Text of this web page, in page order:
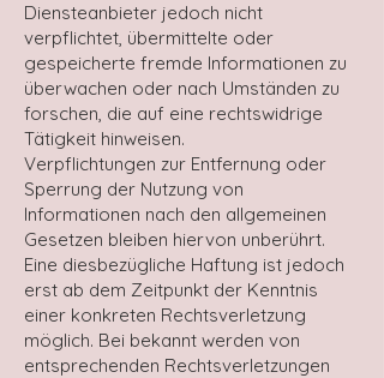
Diensteanbieter jedoch nicht
verpflichtet, übermittelte oder
gespeicherte fremde Informationen zu
überwachen oder nach Umständen zu
forschen, die auf eine rechtswidrige
Tätigkeit hinweisen.
Verpflichtungen zur Entfernung oder
Sperrung der Nutzung von
Informationen nach den allgemeinen
Gesetzen bleiben hiervon unberührt.
Eine diesbezügliche Haftung ist jedoch
erst ab dem Zeitpunkt der Kenntnis
einer konkreten Rechtsverletzung
möglich. Bei bekannt werden von
entsprechenden Rechtsverletzungen